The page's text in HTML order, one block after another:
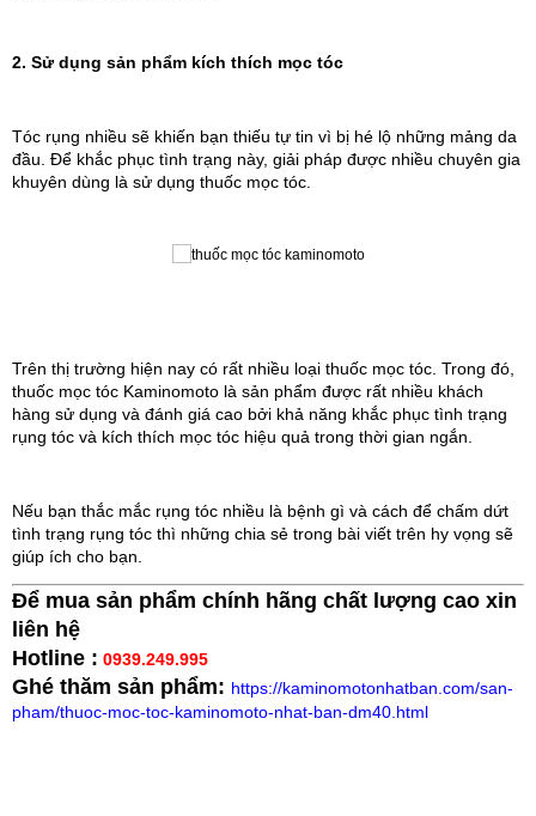
2. Sử dụng sản phẩm kích thích mọc tóc
Tóc rụng nhiều sẽ khiến bạn thiếu tự tin vì bị hé lộ những mảng da
đầu. Để khắc phục tình trạng này, giải pháp được nhiều chuyên gia
khuyên dùng là sử dụng thuốc mọc tóc.
Trên thị trường hiện nay có rất nhiều loại thuốc mọc tóc. Trong đó,
thuốc mọc tóc Kaminomoto là sản phẩm được rất nhiều khách
hàng sử dụng và đánh giá cao bởi khả năng khắc phục tình trạng
rụng tóc và kích thích mọc tóc hiệu quả trong thời gian ngắn.
Nếu bạn thắc mắc rụng tóc nhiều là bệnh gì và cách để chấm dứt
tình trạng rụng tóc thì những chia sẻ trong bài viết trên hy vọng sẽ
giúp ích cho bạn.
Để mua sản phẩm chính hãng chất lượng cao xin
liên hệ
Hotline : 0939.249.995
Ghé thăm sản phẩm: https://kaminomotonhatban.com/san-
pham/thuoc-moc-toc-kaminomoto-nhat-ban-dm40.html